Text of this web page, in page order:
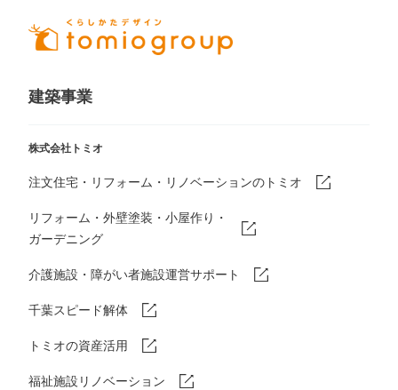
建築事業
株式会社トミオ
注文住宅・リフォーム・リノベーションのトミオ
リフォーム・外壁塗装・小屋作り・
ガーデニング
介護施設・障がい者施設運営サポート
千葉スピード解体
トミオの資産活用
福祉施設リノベーション